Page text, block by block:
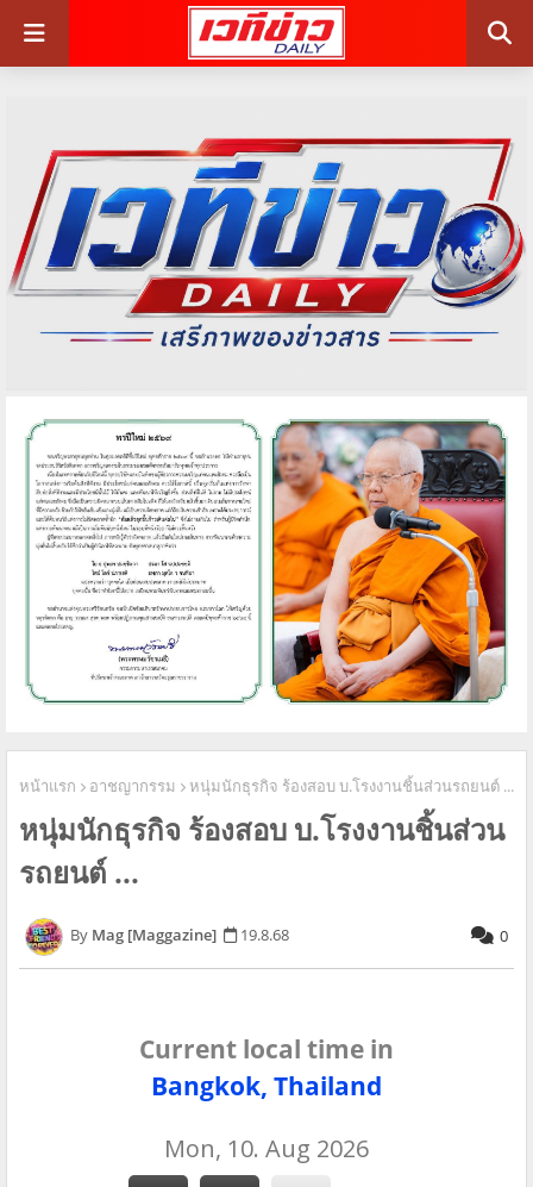
หน้าแรก อาชญากรรม หนุ่มนักธุรกิจ ร้องสอบ บ.โรงงานชิ้นส่วนรถยนต์ ...
หนุ่มนักธุรกิจ ร้องสอบ บ.โรงงานชิ้นส่วน
รถยนต์ ...
Mag [Maggazine] 19.8.68 0
Current local time in
Bangkok, Thailand